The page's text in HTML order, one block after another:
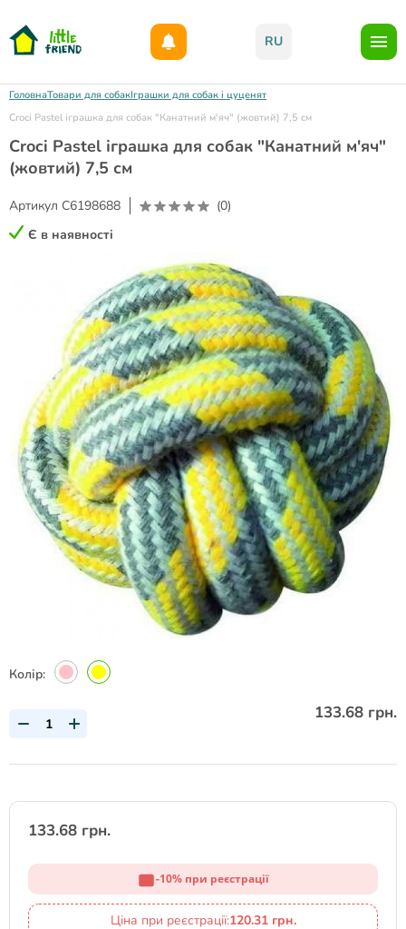
RU
ГоловнаТовари для собакІграшки для собак і цуценят
Croci Pastel іграшка для собак "Канатний м'яч" (жовтий) 7,5 см
Croci Pastel іграшка для собак "Канатний м'яч"
(жовтий) 7,5 см
Артикул C6198688
(0)
Є в наявності
Колір:
133.68 грн.
133.68 грн.
-10% при реєстрації
Ціна при реєстрації:120.31 грн.